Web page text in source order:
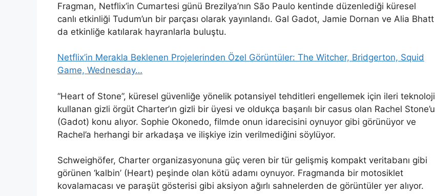
Fragman, Netflix’in Cumartesi günü Brezilya’nın São Paulo kentinde düzenlediği küresel
canlı etkinliği Tudum’un bir parçası olarak yayınlandı. Gal Gadot, Jamie Dornan ve Alia Bhatt
da etkinliğe katılarak hayranlarla buluştu.
Netflix’in Merakla Beklenen Projelerinden Özel Görüntüler: The Witcher, Bridgerton, Squid
Game, Wednesday…
“Heart of Stone”, küresel güvenliğe yönelik potansiyel tehditleri engellemek için ileri teknoloji
kullanan gizli örgüt Charter’ın gizli bir üyesi ve oldukça başarılı bir casus olan Rachel Stone’u
(Gadot) konu alıyor. Sophie Okonedo, filmde onun idarecisini oynuyor gibi görünüyor ve
Rachel’a herhangi bir arkadaşa ve ilişkiye izin verilmediğini söylüyor.
Schweighöfer, Charter organizasyonuna güç veren bir tür gelişmiş kompakt veritabanı gibi
görünen ‘kalbin’ (Heart) peşinde olan kötü adamı oynuyor. Fragmanda bir motosiklet
kovalamacası ve paraşüt gösterisi gibi aksiyon ağırlı sahnelerden de görüntüler yer alıyor.